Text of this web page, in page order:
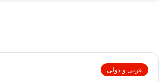
عربى و دولى